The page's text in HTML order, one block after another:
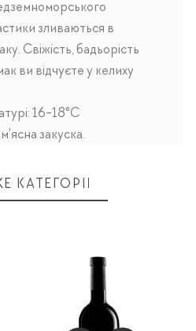
зливаються в
Свіжість, бадьорість
ви відчуєте у келиху
16-18°C
закуска.
КАТЕГОРІЇ